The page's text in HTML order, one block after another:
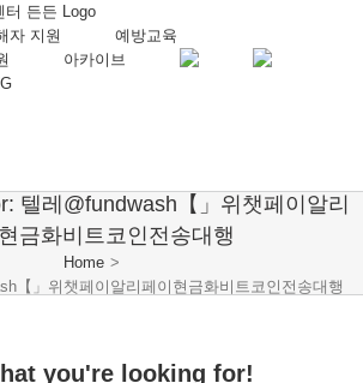
자 지원
예방교육
아카이브
텔레@fundwash【」위챗페이알리
금화비트코인전송대행
Home >
【」위챗페이알리페이현금화비트코인전송대행
you're looking for!